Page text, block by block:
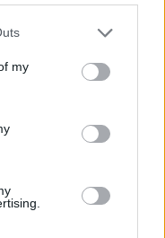
my
LYR F.C.